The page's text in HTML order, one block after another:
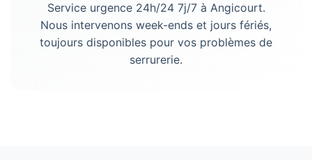
Service urgence 24h/24 7j/7 à Angicourt.
Nous intervenons week-ends et jours fériés,
toujours disponibles pour vos problèmes de
serrurerie.